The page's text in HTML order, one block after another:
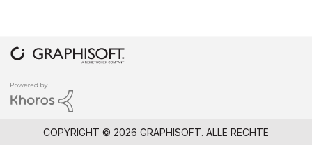
COPYRIGHT © 2026 GRAPHISOFT. ALLE RECHTE